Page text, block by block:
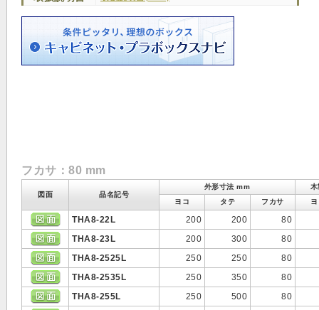
フカサ：80 mm
図面 品名記号
外形寸法 mm
ヨコ
タテ フカサ
THA8-22L 200 200
80
THA8-23L
200 300
80
THA8-2525L
250 250
80
THA8-2535L
250 350
80
THA8-255L
250 500
80